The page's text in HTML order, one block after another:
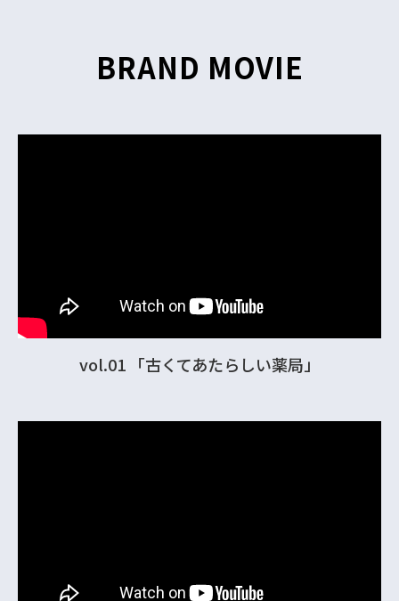
BRAND MOVIE
vol.01 「古くてあたらしい薬局」